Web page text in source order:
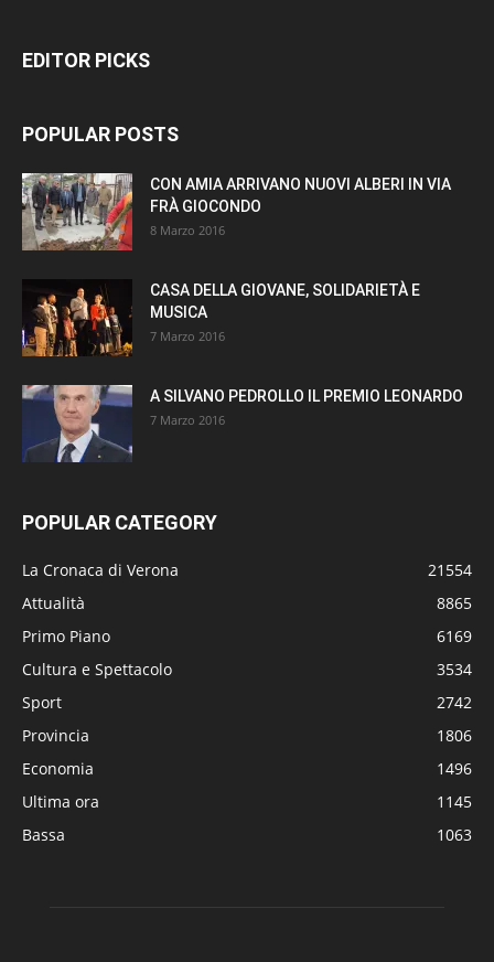
EDITOR PICKS
POPULAR POSTS
CON AMIA ARRIVANO NUOVI ALBERI IN VIA
FRÀ GIOCONDO
8 Marzo 2016
CASA DELLA GIOVANE, SOLIDARIETÀ E
MUSICA
7 Marzo 2016
A SILVANO PEDROLLO IL PREMIO LEONARDO
7 Marzo 2016
POPULAR CATEGORY
La Cronaca di Verona
21554
Attualità
8865
Primo Piano
6169
Cultura e Spettacolo
3534
Sport
2742
Provincia
1806
Economia
1496
Ultima ora
1145
Bassa
1063